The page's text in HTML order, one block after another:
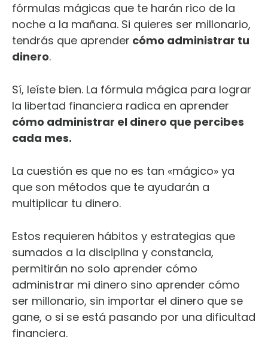
fórmulas mágicas que te harán rico de la
noche a la mañana. Si quieres ser millonario,
tendrás que aprender cómo administrar tu
dinero.
Sí, leíste bien. La fórmula mágica para lograr
la libertad financiera radica en aprender
cómo administrar el dinero que percibes
cada mes.
La cuestión es que no es tan «mágico» ya
que son métodos que te ayudarán a
multiplicar tu dinero.
Estos requieren hábitos y estrategias que
sumados a la disciplina y constancia,
permitirán no solo aprender cómo
administrar mi dinero sino aprender cómo
ser millonario, sin importar el dinero que se
gane, o si se está pasando por una dificultad
financiera.